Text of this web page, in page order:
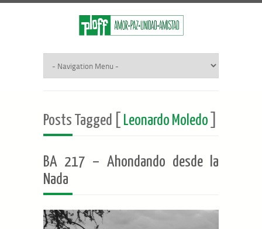
Posts Tagged [ Leonardo Moledo
BA 217 – Ahondando desde la
Nada